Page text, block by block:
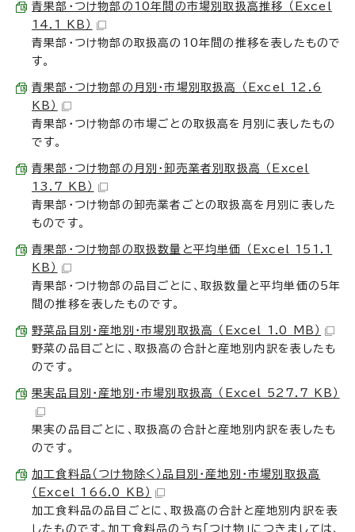
青果部・つけ物部の10年間の市場別取扱高推移 （Excel
14.1 KB）
青果部・つけ物部の取扱高の10年間の推移を表したもので
す。
青果部・つけ物部の月別・市場別取扱高 （Excel 12.6
KB）
青果部・つけ物部の市場ごとの取扱高を月別に表したもの
です。
青果部・つけ物部の月別・卸売業者別取扱高 （Excel
13.7 KB）
青果部・つけ物部の卸売業者ごとの取扱高を月別に表した
ものです。
青果部・つけ物部の取扱数量と平均単価 （Excel 151.1
KB）
青果部・つけ物部の品目ごとに、取扱数量と平均単価の5年
間の推移を表したものです。
野菜品目別・産地別・市場別取扱高 （Excel 1.0 MB）
野菜の品目ごとに、取扱高の合計と産地別内訳を表したも
のです。
果実品目別・産地別・市場別取扱高 （Excel 527.7 KB）
果実の品目ごとに、取扱高の合計と産地別内訳を表したも
のです。
加工食料品（つけ物除く）品目別・産地別・市場別取扱高
（Excel 166.0 KB）
加工食料品の品目ごとに、取扱高の合計と産地別内訳を表
したものです。加工食料品のうち「つけ物」につきましては、